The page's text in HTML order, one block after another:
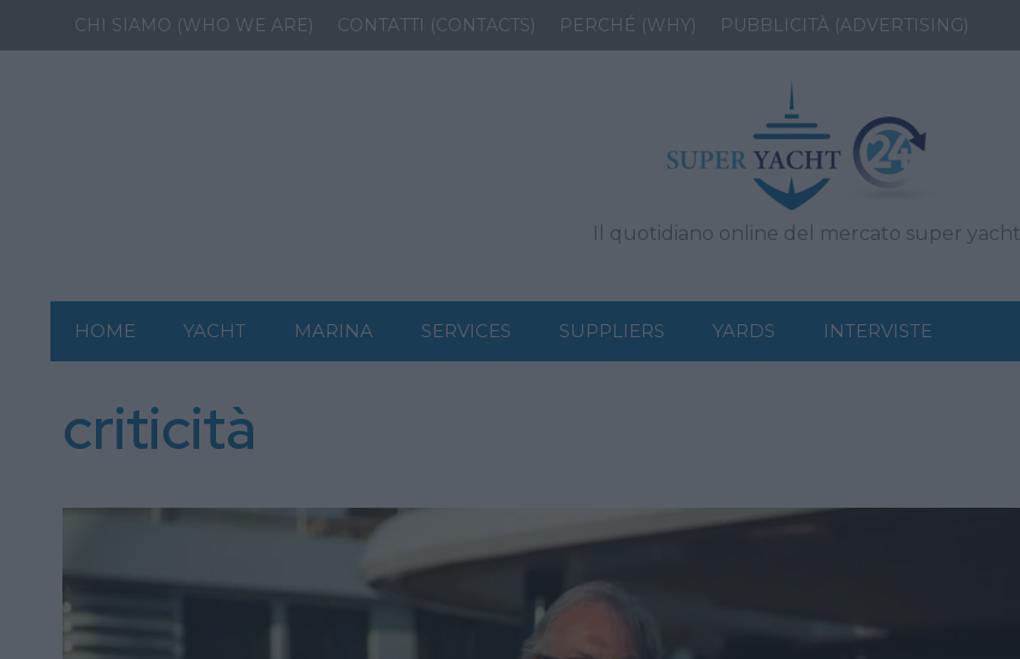
CHI SIAMO (WHO WE ARE) CONTATTI (CONTACTS) PERCHÉ (WHY) PUBBLICITÀ (ADVERTISING)
Il quotidiano online del mercato super yacht
HOME YACHT MARINA SERVICES SUPPLIERS YARDS INTERVISTE
criticità